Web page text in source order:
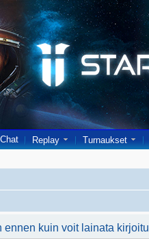
Chat Replay Turnaukset
ennen kuin voit lainata